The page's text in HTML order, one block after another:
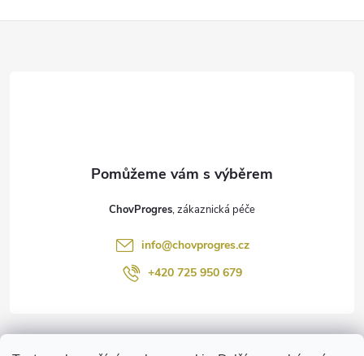
ChovProgres
info@chovprogres.cz
+420 725 950 679